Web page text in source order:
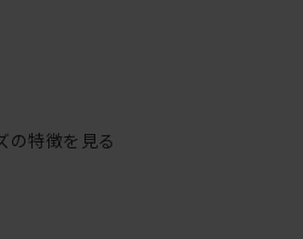
の特徴を見る